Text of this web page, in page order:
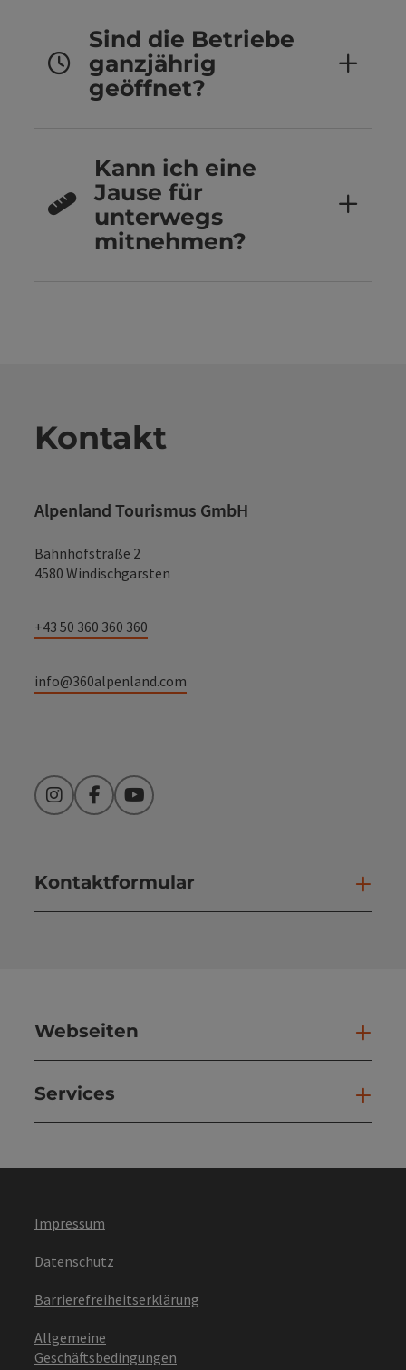
Sind die Betriebe
ganzjährig
geöffnet?
Kann ich eine
Jause für
unterwegs
mitnehmen?
Kontakt
Alpenland Tourismus GmbH
Bahnhofstraße 2
4580 Windischgarsten
+43 50 360 360 360
info@360alpenland.com
InstagramFacebookYouTube
Kontaktformular
Webseiten
Services
Impressum
Datenschutz
Barrierefreiheitserklärung
Allgemeine
Geschäftsbedingungen